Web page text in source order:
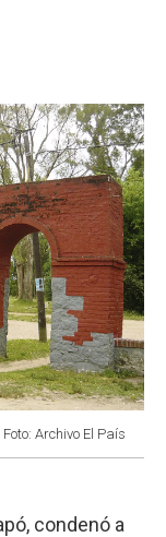
Foto: Archivo El País
condenó a